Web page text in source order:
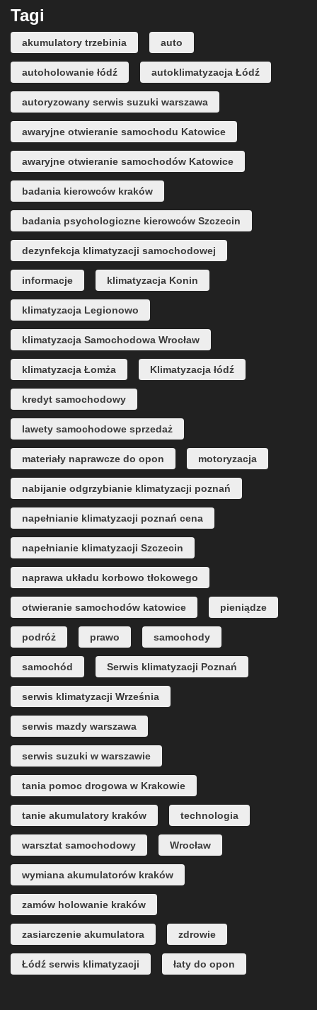
Tagi
akumulatory trzebinia auto
autoholowanie łódź autoklimatyzacja Łódź
autoryzowany serwis suzuki warszawa
awaryjne otwieranie samochodu Katowice
awaryjne otwieranie samochodów Katowice
badania kierowców kraków
badania psychologiczne kierowców Szczecin
dezynfekcja klimatyzacji samochodowej
informacje klimatyzacja Konin
klimatyzacja Legionowo
klimatyzacja Samochodowa Wrocław
klimatyzacja Łomża Klimatyzacja łódź
kredyt samochodowy
lawety samochodowe sprzedaż
materiały naprawcze do opon motoryzacja
nabijanie odgrzybianie klimatyzacji poznań
napełnianie klimatyzacji poznań cena
napełnianie klimatyzacji Szczecin
naprawa układu korbowo tłokowego
otwieranie samochodów katowice pieniądze
podróż prawo samochody
samochód Serwis klimatyzacji Poznań
serwis klimatyzacji Września
serwis mazdy warszawa
serwis suzuki w warszawie
tania pomoc drogowa w Krakowie
tanie akumulatory kraków technologia
warsztat samochodowy Wrocław
wymiana akumulatorów kraków
zamów holowanie kraków
zasiarczenie akumulatora zdrowie
Łódź serwis klimatyzacji łaty do opon